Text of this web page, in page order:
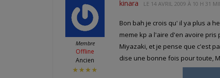
Membre
Offline
Ancien
★★★★
kinara LE 14 AVRIL 2009 À 10 H 31
Bon bah je crois qu' il ya plus a
meme kp a l'aire d'en avoire pris
Miyazaki, et je pense que c'est
dise une bonne fois pour toute,